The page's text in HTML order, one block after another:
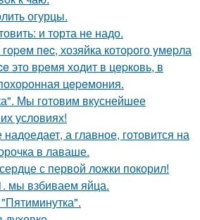
огурцы.
и торта не надо.
пec, хозяйка котоpого yмepла
это вpeмя ходит в цepковь, в
цepeмония.
Мы готовим вкуснейшее
условиях!
а главное, готовится на
в лаваше.
с первой ложки покорил!
мы взбиваем яйца.